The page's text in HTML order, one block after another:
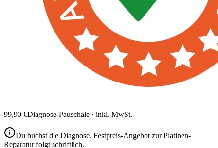
99,90 €Diagnose-Pauschale · inkl. MwSt.
Du buchst die Diagnose. Festpreis-Angebot zur Platinen-
Reparaturfolgt schriftlich.